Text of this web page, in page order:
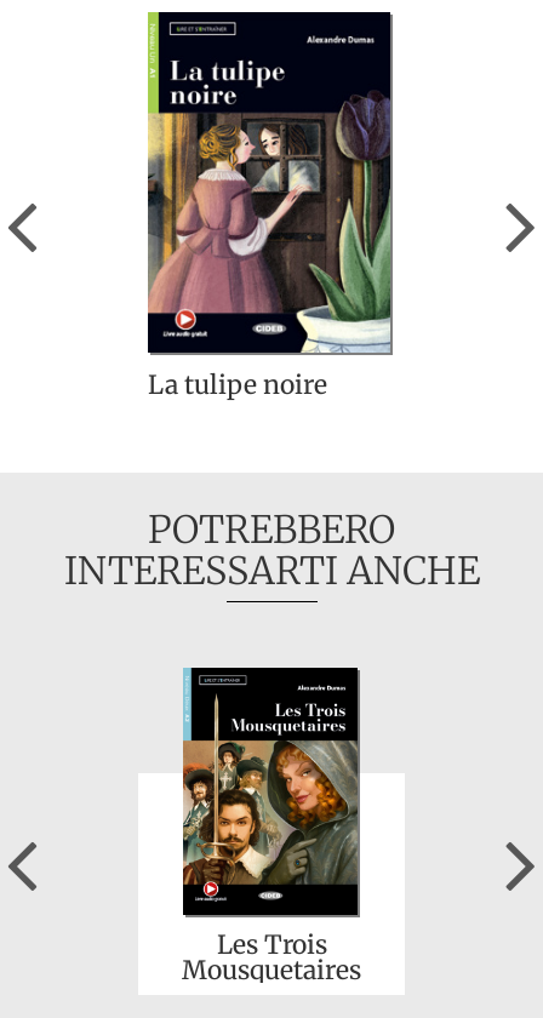
La tulipe noire
Fables
Previous
POTREBBERO
INTERESSARTI ANCHE
Les Trois
Mousquetaires
Previous